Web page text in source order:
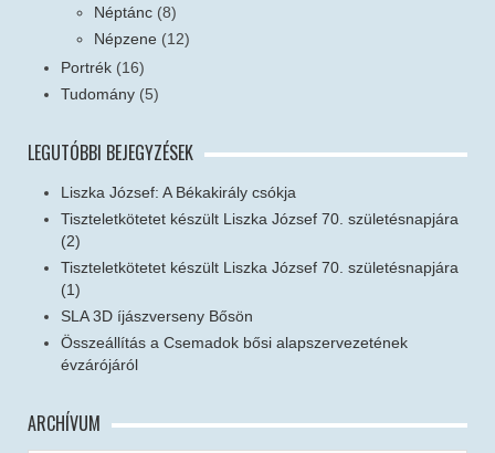
Néptánc (8)
Népzene (12)
Portrék (16)
Tudomány (5)
LEGUTÓBBI BEJEGYZÉSEK
Liszka József: A Békakirály csókja
Tiszteletkötetet készült Liszka József 70. születésnapjára
(2)
Tiszteletkötetet készült Liszka József 70. születésnapjára
(1)
SLA 3D íjászverseny Bősön
Összeállítás a Csemadok bősi alapszervezetének
évzárójáról
ARCHÍVUM